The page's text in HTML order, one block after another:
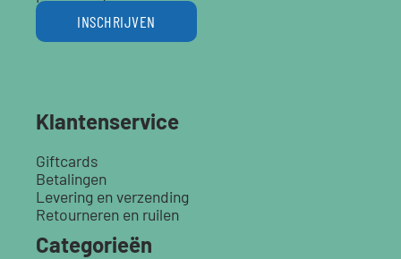
INSCHRIJVEN
Klantenservice
Giftcards
Betalingen
Levering en verzending
Retourneren en ruilen
Categorieën